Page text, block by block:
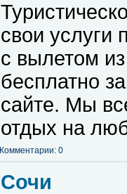
свои услуги
с вылетом
бесплатно
сайте. Мы
отдых на
Комментарии: 0
Сочи